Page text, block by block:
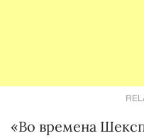
«Во времена